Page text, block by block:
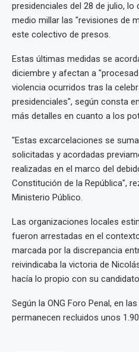
presidenciales del 28 de julio, lo
medio millar las "revisiones de
este colectivo de presos.
Estas últimas medidas se
diciembre y afectan a
violencia ocurridos tras la
presidenciales", según consta
más detalles en cuanto a los
"Estas excarcelaciones se
solicitadas y acordadas
realizadas en el marco del
Constitución de la República",
Ministerio Público.
Las organizaciones locales
fueron arrestadas en el
marcada por la discrepancia
reivindicaba la victoria de
hacía lo propio con su
Según la ONG Foro Penal, en
permanecen recluidos unos